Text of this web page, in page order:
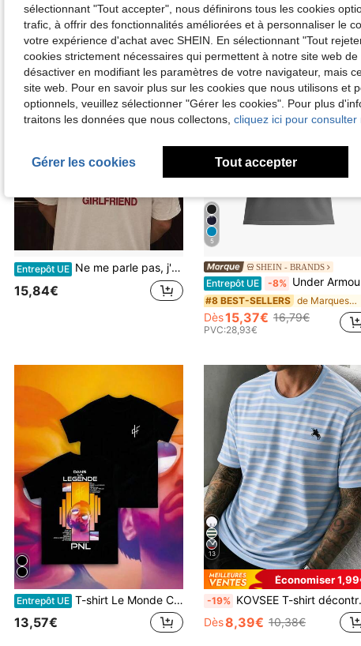
Entrepôt UE Ne me parle pas, j'ai une copine folle, T-shirt drôle pour couple amoureux
15,84€
5
SHEIN - BRANDS
Entrepôt UE -8% Under Armour TECH Men's Sports Tees & Tanks Easy To Match Moisture-Wicking Breathable Home Travel Daily Grey 1382915-028
#8 BEST-SELLERS de Marques de T-shirts et débardeurs de sport pour
Dès15,37€ 16,79€
PVC:28,93€
Entrepôt UE T-shirt Le Monde Chico PNL Album Imprimé Graphique T-shirt Homme Femme Hip Hop Mode Manches Courtes T-shirt Streetwear
13,57€
13
Économiser
-19% KOVSEE T-shirt décontracté à manches courtes en tissu doux pour hommes, imprimé lettres, col ras-du-cou, top de sport
Dès8,39€ 10,38€
sélectionnant "Tout accepter", nous définirons tous les cookies
trafic, à offrir des fonctionnalités améliorées et à personnaliser le
votre expérience d'achat avec SHEIN. En sélectionnant "Tout
cookies strictement nécessaires qui permettent à notre site web
désactiver en modifiant les paramètres de votre navigateur, mais
site web. Pour en savoir plus sur les cookies que nous utilisons et
optionnels, veuillez sélectionner "Gérer les cookies". Pour plus
traitons les données que nous collectons, cliquez ici pour consulter
Gérer les cookies Tout accepter